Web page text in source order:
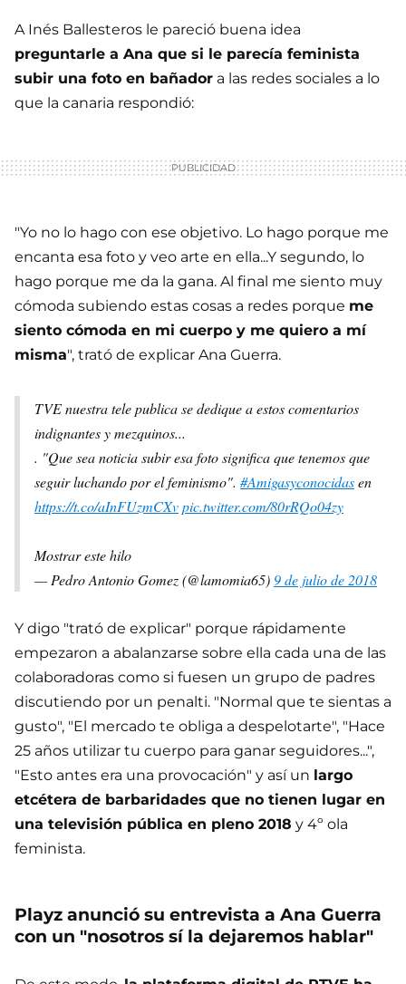
A Inés Ballesteros le pareció buena idea
preguntarle a Ana que si le parecía feminista
subir una foto en bañador a las redes sociales a lo
que la canaria respondió:
"Yo no lo hago con ese objetivo. Lo hago porque me
encanta esa foto y veo arte en ella...Y segundo, lo
hago porque me da la gana. Al final me siento muy
cómoda subiendo estas cosas a redes porque me
siento cómoda en mi cuerpo y me quiero a mí
misma", trató de explicar Ana Guerra.
TVE nuestra tele publica se dedique a estos comentarios
indignantes y mezquinos...
. "Que sea noticia subir esa foto significa que tenemos que
seguir luchando por el feminismo". #Amigasyconocidasen
https://t.co/aInFUzmCXvpic.twitter.com/80rRQo04zy
Mostrar este hilo
— Pedro Antonio Gomez (@lamomia65) 9 de julio de 2018
Y digo "trató de explicar" porque rápidamente
empezaron a abalanzarse sobre ella cada una de las
colaboradoras como si fuesen un grupo de padres
discutiendo por un penalti. "Normal que te sientas a
gusto", "El mercado te obliga a despelotarte", "Hace
25 años utilizar tu cuerpo para ganar seguidores...",
"Esto antes era una provocación" y así un largo
etcétera de barbaridades que no tienen lugar en
una televisión pública en pleno 2018 y 4º ola
feminista.
Playz anunció su entrevista a Ana Guerra
con un "nosotros sí la dejaremos hablar"